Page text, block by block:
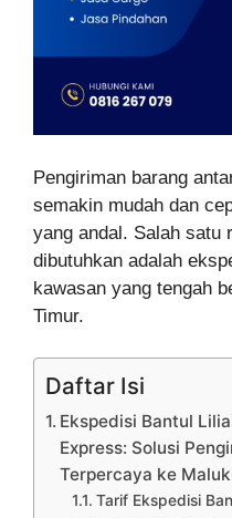
Pengiriman barang
semakin mudah dan
yang andal. Salah satu
dibutuhkan adalah
kawasan yang tengah
Timur.
Daftar Isi
Ekspedisi Bantul
Express: Solusi
Terpercaya ke
Tarif Ekspedisi